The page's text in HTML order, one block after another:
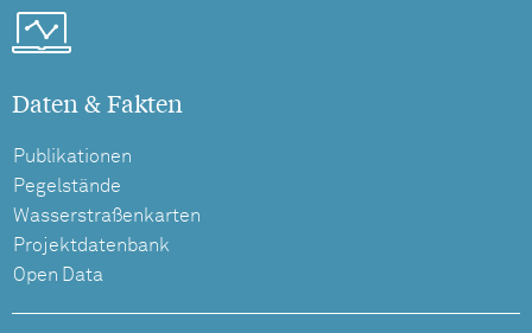
Daten & Fakten
Publikationen
Pegelstände
Wasserstraßenkarten
Projektdatenbank
Open Data